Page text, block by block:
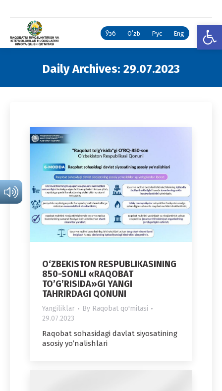
Ўзб Oʻzb Рус Eng
Daily Archives: 29.07.2023
O‘ZBEKISTON RESPUBLIKASINING
850-SONLI «RAQOBAT
TO’G’RISIDA»GI YANGI
TAHRIRDAGI QONUNI
Yangiliklar By Raqobat qo'mitasi
29.07.2023
Raqobat sohasidagi davlat siyosatining
asosiy yo’nalishlari